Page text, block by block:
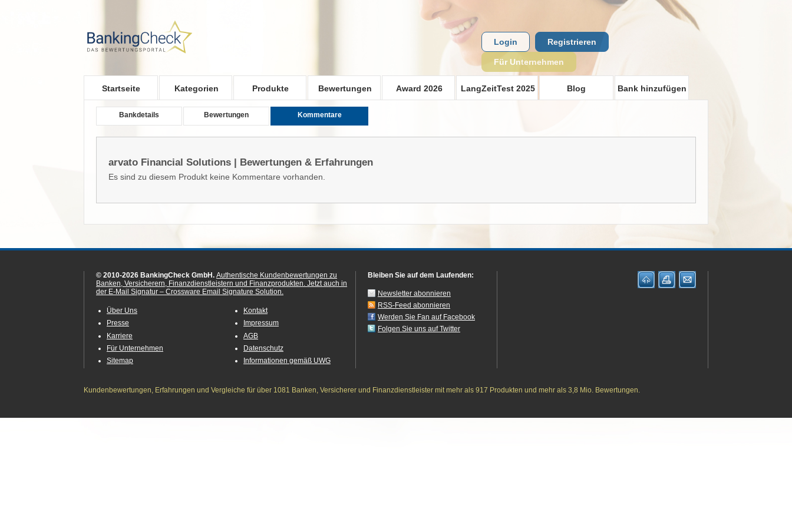
Startseite Kategorien Produkte Bewertungen Award 2026 LangZeitTest 2025 Blog Bank hinzufügen
Login Registrieren
Für Unternehmen
Bankdetails Bewertungen Kommentare
arvato Financial Solutions | Bewertungen & Erfahrungen
Es sind zu diesem Produkt keine Kommentare vorhanden.
© 2010-2026 BankingCheck GmbH. Authentische Kundenbewertungen zu
Banken, Versicherern, Finanzdienstleistern und Finanzprodukten. Jetzt auch in
der E-Mail Signatur – Crossware Email Signature Solution.
Über Uns
Presse
Karriere
Für Unternehmen
Sitemap
Kontakt
Impressum
AGB
Datenschutz
Informationen gemäß UWG
Bleiben Sie auf dem Laufenden:
Newsletter abonnieren
RSS-Feed abonnieren
Werden Sie Fan auf Facebook
Folgen Sie uns auf Twitter
Kundenbewertungen, Erfahrungen und Vergleiche für über 1081 Banken, Versicherer und Finanzdienstleister mit mehr als 917 Produkten und mehr als 3,8 Mio. Bewertungen.